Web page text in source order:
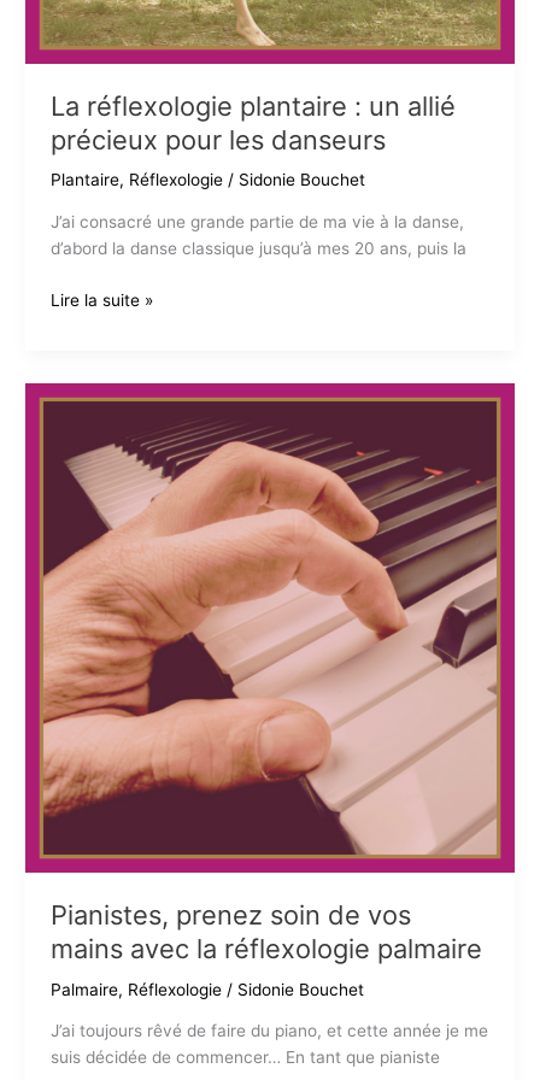
La réflexologie plantaire : un allié
précieux pour les danseurs
Plantaire, Réflexologie/ Sidonie Bouchet
J’ai consacré une grande partie de ma vie à la danse,
d’abord la danse classique jusqu’à mes 20 ans, puis la
La
allié
pour
danseurs
Lire la suite »
Pianistes, prenez soin de vos
mains avec la réflexologie palmaire
Palmaire, Réflexologie/ Sidonie Bouchet
J’ai toujours rêvé de faire du piano, et cette année je me
suis décidée de commencer… En tant que pianiste